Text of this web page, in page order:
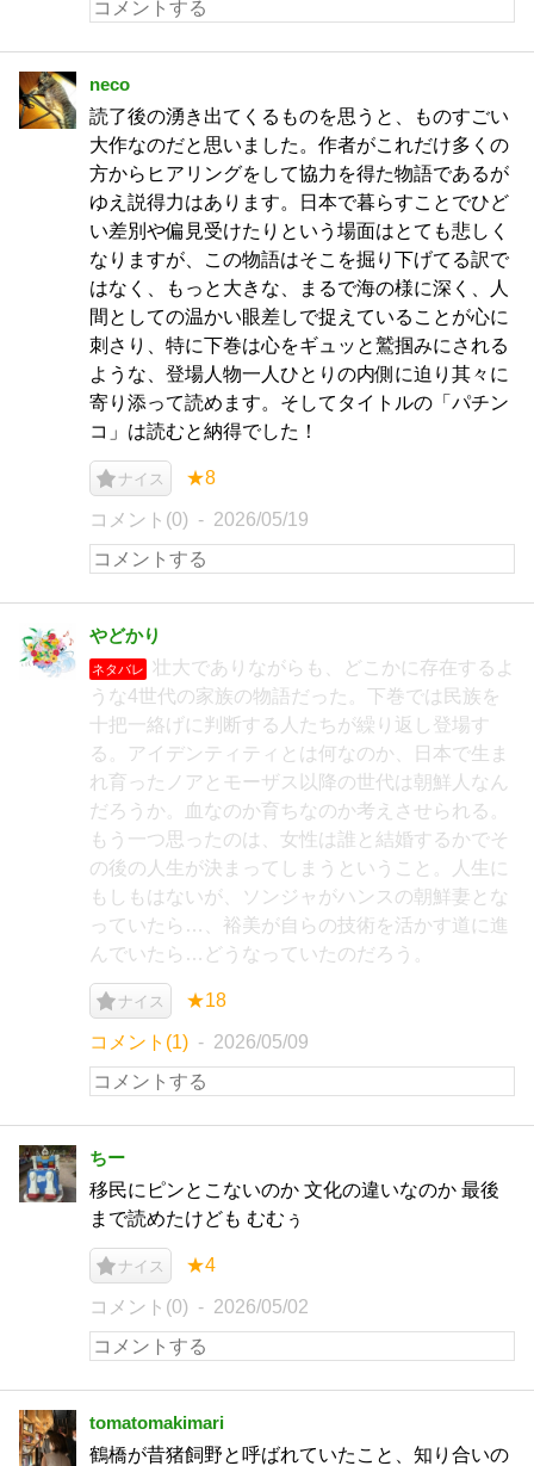
neco
読了後の湧き出てくるものを思うと、ものすごい
大作なのだと思いました。作者がこれだけ多くの
方からヒアリングをして協力を得た物語であるが
ゆえ説得力はあります。日本で暮らすことでひど
い差別や偏見受けたりという場面はとても悲しく
なりますが、この物語はそこを掘り下げてる訳で
はなく、もっと大きな、まるで海の様に深く、人
間としての温かい眼差しで捉えていることが心に
刺さり、特に下巻は心をギュッと鷲掴みにされる
ような、登場人物一人ひとりの内側に迫り其々に
寄り添って読めます。そしてタイトルの「パチン
コ」は読むと納得でした！
ナイス ★8
コメント(0) 2026/05/19
やどかり
ネタバレ
壮大でありながらも、どこかに存在するよ
うな4世代の家族の物語だった。下巻では民族を
十把一絡げに判断する人たちが繰り返し登場す
る。アイデンティティとは何なのか、日本で生ま
れ育ったノアとモーザス以降の世代は朝鮮人なん
だろうか。血なのか育ちなのか考えさせられる。
もう一つ思ったのは、女性は誰と結婚するかでそ
の後の人生が決まってしまうということ。人生に
もしもはないが、ソンジャがハンスの朝鮮妻とな
っていたら…、裕美が自らの技術を活かす道に進
んでいたら…どうなっていたのだろう。
ナイス ★18
コメント(1) 2026/05/09
ちー
移民にピンとこないのか 文化の違いなのか 最後
まで読めたけども むむぅ
ナイス ★4
コメント(0) 2026/05/02
tomatomakimari
鶴橋が昔猪飼野と呼ばれていたこと、知り合いの